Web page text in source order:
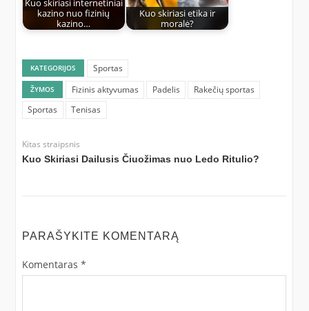
Kuo skiriasi internetiniai
kazino nuo fizinių
kazino…
Kuo skiriasi etika ir
moralė?
KATEGORIJOS Sportas
ŽYMOS Fizinis aktyvumas Padelis
Rakečių sportas
Sportas
Tenisas
Kitas straipsnis
Kuo Skiriasi Dailusis Čiuožimas nuo Ledo Ritulio?
PARAŠYKITE KOMENTARĄ
Komentaras *